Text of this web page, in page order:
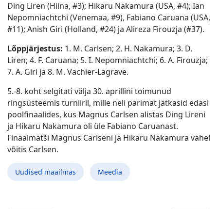
Ding Liren (Hiina, #3); Hikaru Nakamura (USA, #4); Ian
Nepomniachtchi (Venemaa, #9), Fabiano Caruana (USA,
#11); Anish Giri (Holland, #24) ja Alireza Firouzja (#37).
Lõppjärjestus: 1. M. Carlsen; 2. H. Nakamura; 3. D.
Liren; 4. F. Caruana; 5. I. Nepomniachtchi; 6. A. Firouzja;
7. A. Giri ja 8. M. Vachier-Lagrave.
5.-8. koht selgitati välja 30. aprillini toimunud
ringsüsteemis turniiril, mille neli parimat jätkasid edasi
poolfinaalides, kus Magnus Carlsen alistas Ding Lireni
ja Hikaru Nakamura oli üle Fabiano Caruanast.
Finaalmatši Magnus Carlseni ja Hikaru Nakamura vahel
võitis Carlsen.
Uudised maailmas Meedia